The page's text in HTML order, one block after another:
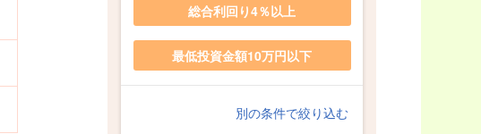
総合利回り4％以上
最低投資金額10万円以下
別の条件で絞り込む